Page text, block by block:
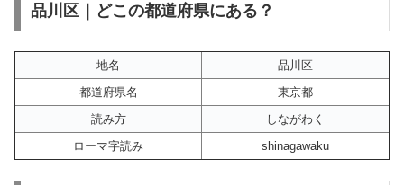
品川区｜どこの都道府県にある？
地名
品川区
都道府県名
東京都
読み方
しながわく
ローマ字読み
shinagawaku